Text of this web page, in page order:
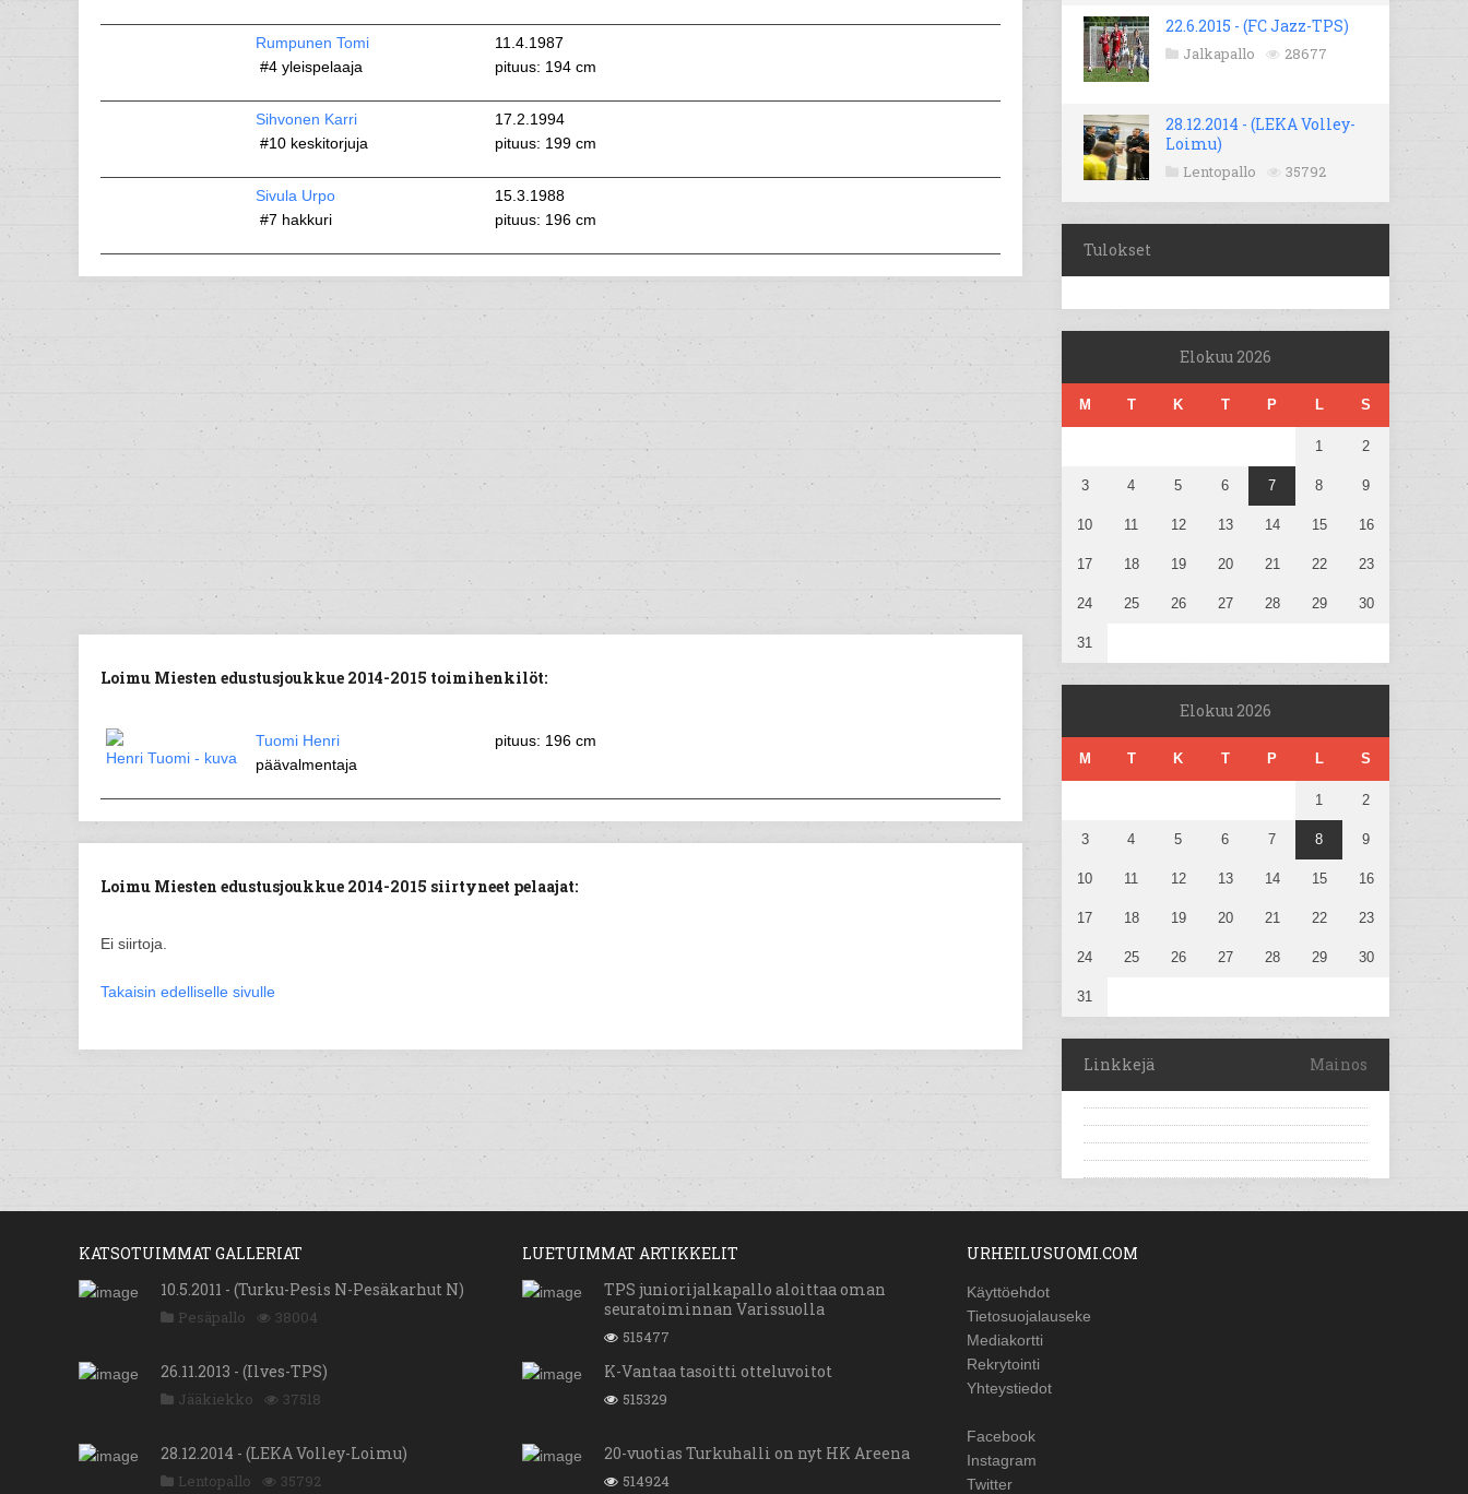
Rumpunen Tomi
#4yleispelaaja
11.4.1987
pituus: 194 cm
Sihvonen Karri
#10keskitorjuja
17.2.1994
pituus: 199 cm
Sivula Urpo
#7 hakkuri
15.3.1988
pituus: 196 cm
Loimu Miesten edustusjoukkue 2014-2015 toimihenkilöt:
Tuomi Henri
päävalmentaja
pituus: 196 cm
Loimu Miesten edustusjoukkue 2014-2015 siirtyneet pelaajat:
Ei siirtoja.
Takaisin edelliselle sivulle
22.6.2015 - (FC Jazz-TPS)
Jalkapallo 28677
28.12.2014 - (LEKA Volley-
Loimu)
Lentopallo 35792
Tulokset
Elokuu 2026
M T K T P L S
1 2
3 4 5 6 7 8 9
10 11 12 13 14 15 16
17 18 19 20 21 22 23
24 25 26 27 28 29 30
31
Elokuu 2026
M T K T P L S
1 2
3 4 5 6 7 8 9
10 11 12 13 14 15 16
17 18 19 20 21 22 23
24 25 26 27 28 29 30
31
Linkkejä Mainos
KATSOTUIMMAT GALLERIAT
10.5.2011 - (Turku-Pesis N-Pesäkarhut N)
Pesäpallo 38004
26.11.2013 - (Ilves-TPS)
Jääkiekko 37518
28.12.2014 - (LEKA Volley-Loimu)
Lentopallo 35792
LUETUIMMAT ARTIKKELIT
TPS juniorijalkapallo aloittaa oman
seuratoiminnan Varissuolla
515477
K-Vantaa tasoitti otteluvoitot
515329
20-vuotias Turkuhalli on nyt HK Areena
514924
URHEILUSUOMI.COM
Käyttöehdot
Tietosuojalauseke
Mediakortti
Rekrytointi
Yhteystiedot
Facebook
Instagram
Twitter